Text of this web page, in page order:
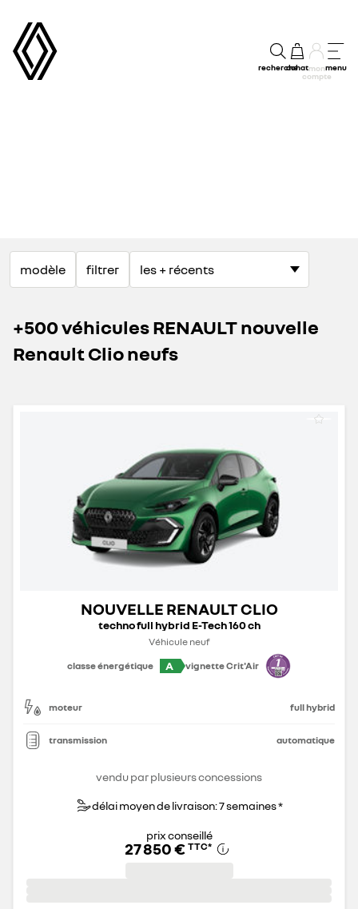
rechercheachatmon
compte
menu
modèle filtrer
+500 véhicules RENAULT nouvelle
Renault Clio neufs
NOUVELLE RENAULT CLIO
techno full hybrid E-Tech 160 ch
Véhicule neuf
classe énergétique
A vignette Crit'Air
moteur full hybrid
transmission automatique
vendu par plusieurs concessions
délai moyen de livraison: 7 semaines *
prix conseillé
27 850 € TTC*